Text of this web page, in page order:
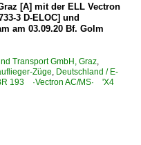
[A] mit der ELL Vectron
3 D-ELOC] und
am 03.09.20 Bf. Golm
Transport GmbH, Graz,
Züge, Deutschland / E-
193 ·Vectron AC/MS· 'X4